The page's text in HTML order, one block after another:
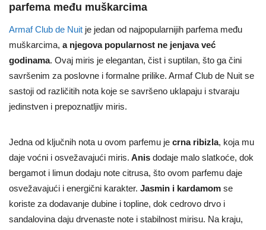
parfema među muškarcima
Armaf Club de Nuit je jedan od najpopularnijih parfema među
muškarcima, a njegova popularnost ne jenjava već
godinama. Ovaj miris je elegantan, čist i suptilan, što ga čini
savršenim za poslovne i formalne prilike. Armaf Club de Nuit se
sastoji od različitih nota koje se savršeno uklapaju i stvaraju
jedinstven i prepoznatljiv miris.
Jedna od ključnih nota u ovom parfemu je crna ribizla, koja mu
daje voćni i osvežavajući miris. Anis dodaje malo slatkoće, dok
bergamot i limun dodaju note citrusa, što ovom parfemu daje
osvežavajući i energični karakter. Jasmin i kardamom se
koriste za dodavanje dubine i topline, dok cedrovo drvo i
sandalovina daju drvenaste note i stabilnost mirisu. Na kraju,